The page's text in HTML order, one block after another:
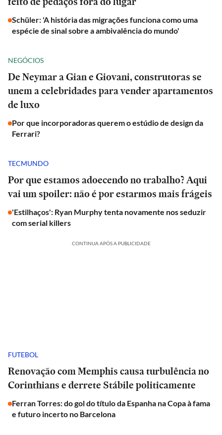
Schüler: 'A história das migrações funciona como uma
espécie de sinal sobre a ambivalência do mundo'
NEGÓCIOS
De Neymar a Gian e Giovani, construtoras se
unem a celebridades para vender apartamentos
de luxo
Por que incorporadoras querem o estúdio de design da
Ferrari?
TECMUNDO
Por que estamos adoecendo no trabalho? Aqui
vai um spoiler: não é por estarmos mais frágeis
'Estilhaços': Ryan Murphy tenta novamente nos seduzir
com serial killers
CONTINUA APÓS A PUBLICIDADE
FUTEBOL
Renovação com Memphis causa turbulência no
Corinthians e derrete Stábile politicamente
Ferran Torres: do gol do título da Espanha na Copa à fama
e futuro incerto no Barcelona